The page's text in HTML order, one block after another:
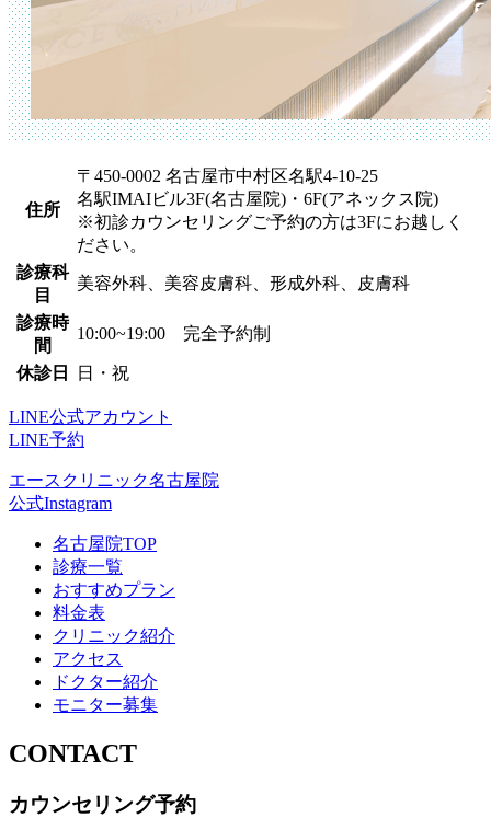
住所
〒450-0002 名古屋市中村区名駅4-10-25
名駅IMAIビル3F(名古屋院)・6F(アネックス院)
※初診カウンセリングご予約の方は3Fにお越しく
ださい。
診療科
目
美容外科、美容皮膚科、形成外科、皮膚科
診療時
間
10:00~19:00 完全予約制
休診日 日・祝
LINE公式アカウント
LINE予約
エースクリニック名古屋院
公式Instagram
名古屋院TOP
診療一覧
おすすめプラン
料金表
クリニック紹介
アクセス
ドクター紹介
モニター募集
CONTACT
カウンセリング予約